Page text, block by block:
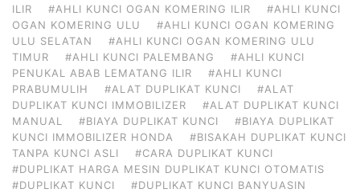
ILIR
#AHLI KUNCI OGAN KOMERING ILIR
#AHLI KUNCI
OGAN KOMERING ULU
#AHLI KUNCI OGAN KOMERING
ULU SELATAN
#AHLI KUNCI OGAN KOMERING ULU
TIMUR
#AHLI KUNCI PALEMBANG
#AHLI KUNCI
PENUKAL ABAB LEMATANG ILIR
#AHLI KUNCI
PRABUMULIH
#ALAT DUPLIKAT KUNCI
#ALAT
DUPLIKAT KUNCI IMMOBILIZER
#ALAT DUPLIKAT KUNCI
MANUAL
#BIAYA DUPLIKAT KUNCI
#BIAYA DUPLIKAT
KUNCI IMMOBILIZER HONDA
#BISAKAH DUPLIKAT KUNCI
TANPA KUNCI ASLI
#CARA DUPLIKAT KUNCI
#DUPLIKAT HARGA MESIN DUPLIKAT KUNCI OTOMATIS
#DUPLIKAT KUNCI
#DUPLIKAT KUNCI BANYUASIN